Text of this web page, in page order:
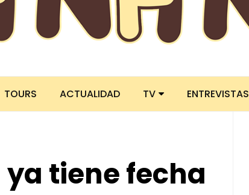
TOURS ACTUALIDAD TV ENTREVISTAS
ya tiene fecha